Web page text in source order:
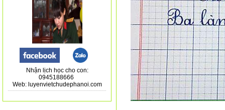
Nhận lịch học cho con:
0945188666
Web: luyenvietchudephanoi.com